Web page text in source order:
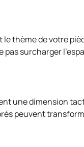
thème de votre
pas surcharger
une dimension
peuvent